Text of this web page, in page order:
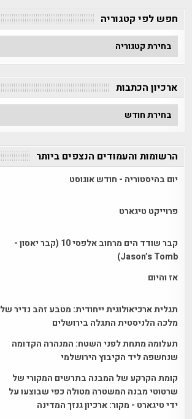
חפש לפי קטגוריה
חפש
לפי
ארכיון הכתבות
ארכיון
הכתבות
הרשומות והעמודים הנצפים ביותר
יום בהיסטוריה - חודש אוגוסט
פרוייקט טיגארט
קבר שודד הים מרחוב אלפסי 10 (קבר יאסון -
Jason’s Tomb)
אז והיום
תגלית ארכיאולוגית ייחודית: מטבע זהב נדיר של
מלכה הלניסטית התגלה בירושלים
תעלומה מתחת לפני השטח: המנהרה הקדומה
שנחשפה ליד הקיבוץ הירושלמי
קומת הקרקע של המבנה בתרשים המקורי של
שרטוטי מבנה המשטרה מטולה כפי שבוצעו על
ידי טיגארט - מקור: ארכיון גנזך המדינה